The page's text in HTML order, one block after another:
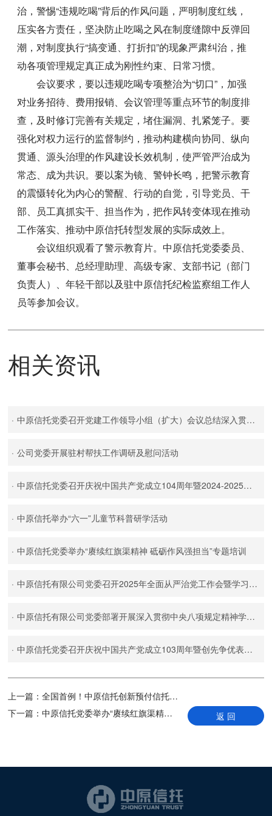
治，警惕“违规吃喝”背后的作风问题，严明制度红线，
压实各方责任，坚决防止吃喝之风在制度缝隙中反弹回
潮，对制度执行“搞变通、打折扣”的现象严肃纠治，推
动各项管理规定真正成为刚性约束、日常习惯。
会议要求，要以违规吃喝专项整治为“切口”，加强
对业务招待、费用报销、会议管理等重点环节的制度排
查，及时修订完善有关规定，堵住漏洞、扎紧笼子。要
强化对权力运行的监督制约，推动构建横向协同、纵向
贯通、源头治理的作风建设长效机制，使严管严治成为
常态、成为共识。要以案为镜、警钟长鸣，把警示教育
的震慑转化为内心的警醒、行动的自觉，引导党员、干
部、员工真抓实干、担当作为，把作风转变体现在推动
工作落实、推动中原信托转型发展的实际成效上。
会议组织观看了警示教育片。中原信托党委委员、
董事会秘书、总经理助理、高级专家、支部书记（部门
负责人）、年轻干部以及驻中原信托纪检监察组工作人
员等参加会议。
相关资讯
· 中原信托党委召开党建工作领导小组（扩大）会议总结深入贯彻中央八项规定精神学习教育
· 公司党委开展驻村帮扶工作调研及慰问活动
· 中原信托党委召开庆祝中国共产党成立104周年暨2024-2025年度表彰大会
· 中原信托举办“六一”儿童节科普研学活动
· 中原信托党委举办“赓续红旗渠精神 砥砺作风强担当”专题培训
· 中原信托有限公司党委召开2025年全面从严治党工作会暨学习贯彻中央八项规定精神读书班启动会
· 中原信托有限公司党委部署开展深入贯彻中央八项规定精神学习教育工作
· 中原信托党委召开庆祝中国共产党成立103周年暨创先争优表彰大会
上一篇：全国首例！中原信托创新预付信托模式
下一篇：中原信托党委举办“赓续红旗渠精神 砥砺作风强担当”专题培训 返 回